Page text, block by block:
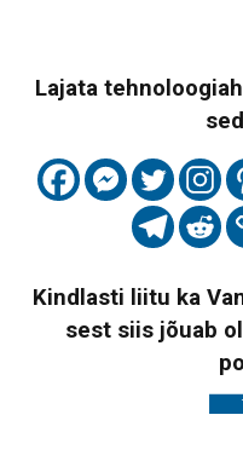
Lajata
Kindlasti liitu ka
sest siis jõuab